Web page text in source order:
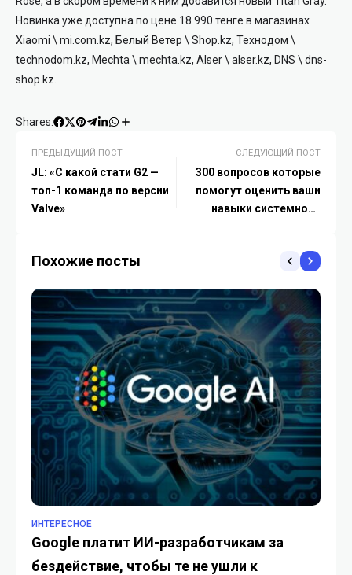
Новинка уже доступна по цене 18 990 тенге в магазинах
Xiaomi \ mi.com.kz, Белый Ветер \ Shop.kz, Технодом \
technodom.kz, Mechta \ mechta.kz, Alser \ alser.kz, DNS \ dns-
shop.kz.
Shares:
ПРЕДЫДУЩИЙ ПОСТ
JL: «C какой стати G2 —
топ-1 команда по версии
Valve»
СЛЕДУЮЩИЙ ПОСТ
300 вопросов которые
помогут оценить ваши
навыки системного
Похожие посты
ИНТЕРЕСНОЕ
Google платит ИИ-разработчикам за
бездействие, чтобы те не ушли к